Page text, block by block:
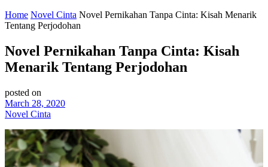
Home Novel Cinta Novel Pernikahan Tanpa Cinta: Kisah Menarik
Tentang Perjodohan
Novel Pernikahan Tanpa Cinta: Kisah
Menarik Tentang Perjodohan
posted on
March 28, 2020
Novel Cinta